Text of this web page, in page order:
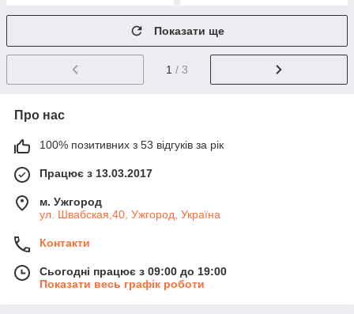
Показати ще
1 / 3
Про нас
100% позитивних з 53 відгуків за рік
Працює з 13.03.2017
м. Ужгород
ул. Швабская,40, Ужгород, Україна
Контакти
Сьогодні працює з 09:00 до 19:00
Показати весь графік роботи